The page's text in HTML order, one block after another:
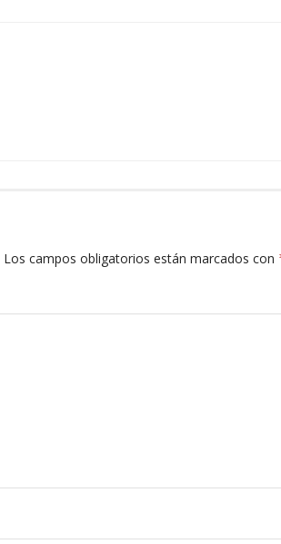
Los campos obligatorios están marcados con